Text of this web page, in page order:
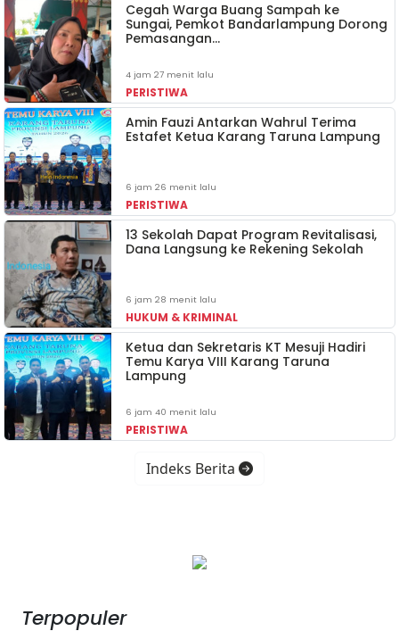
Cegah Warga Buang Sampah ke
Sungai, Pemkot Bandarlampung Dorong
Pemasangan…
4 jam 27 menit lalu
PERISTIWA
Amin Fauzi Antarkan Wahrul Terima
Estafet Ketua Karang Taruna Lampung
6 jam 26 menit lalu
PERISTIWA
13 Sekolah Dapat Program Revitalisasi,
Dana Langsung ke Rekening Sekolah
6 jam 28 menit lalu
HUKUM & KRIMINAL
Ketua dan Sekretaris KT Mesuji Hadiri
Temu Karya VIII Karang Taruna
Lampung
6 jam 40 menit lalu
PERISTIWA
Indeks Berita
Terpopuler